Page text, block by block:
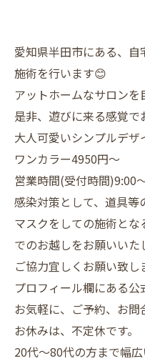
愛知県半田市にある、
施術を行います😊
アットホームなサロン
是非、遊びに来る感覚
大人可愛いシンプルデ
ワンカラー4950円〜
営業時間(受付時間)9:00
感染対策として、道具等
マスクをしての施術と
でのお越しをお願いいた
ご協力宜しくお願い致し
プロフィール欄にある公
お気軽に、ご予約、お問
お休みは、不定休です。
20代〜80代の方まで幅